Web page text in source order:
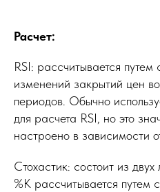
Расчет:
RSI: рассчитывается
изменений закрытий цен
периодов. Обычно
для расчета RSI, но это
настроено в зависимости
Стохастик: состоит из
%K рассчитывается путем